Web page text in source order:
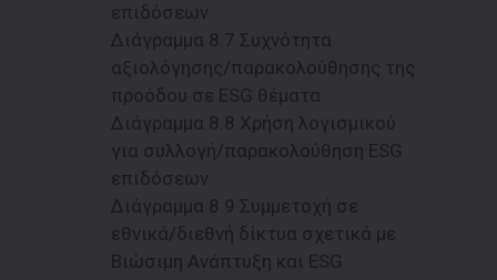
επιδόσεων
Διάγραμμα 8.7 Συχνότητα
αξιολόγησης/παρακολούθησης της
προόδου σε ESG θέματα
Διάγραμμα 8.8 Χρήση λογισμικού
για συλλογή/παρακολούθηση ESG
επιδόσεων
Διάγραμμα 8.9 Συμμετοχή σε
εθνικά/διεθνή δίκτυα σχετικά με
Βιώσιμη Ανάπτυξη και ESG